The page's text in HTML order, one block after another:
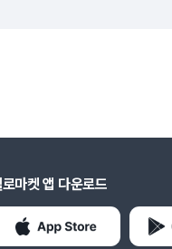
마켓 앱 다운로드